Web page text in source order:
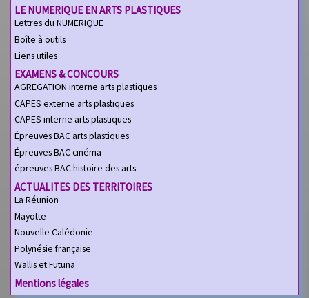
LE NUMERIQUE EN ARTS PLASTIQUES
Lettres du NUMERIQUE
Boîte à outils
Liens utiles
EXAMENS & CONCOURS
AGREGATION interne arts plastiques
CAPES externe arts plastiques
CAPES interne arts plastiques
Épreuves BAC arts plastiques
Épreuves BAC cinéma
épreuves BAC histoire des arts
ACTUALITES DES TERRITOIRES
La Réunion
Mayotte
Nouvelle Calédonie
Polynésie française
Wallis et Futuna
Mentions légales